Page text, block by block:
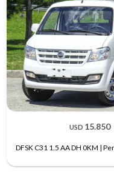
USD 15.850
DFSK C31 1.5 AA DH 0KM |